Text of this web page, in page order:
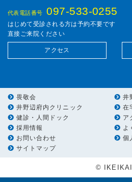
代表電話番号 097-533-0255
はじめて受診される方は予約不要です
直接ご来院ください
アクセス
畏敬会
井
井野辺府内クリニック
在
健診・人間ドック
ア
採用情報
よ
お問い合わせ
個
サイトマップ
© IKEIKAI